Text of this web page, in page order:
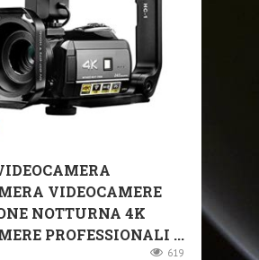
VIDEOCAMERE
NOTTURNA 4K
PROFESSIONALI ...
619